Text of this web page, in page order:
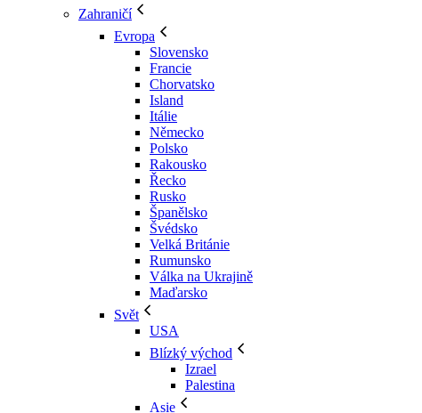
Zahraničí
Evropa
Slovensko
Francie
Chorvatsko
Island
Itálie
Německo
Polsko
Rakousko
Řecko
Rusko
Španělsko
Švédsko
Velká Británie
Rumunsko
Válka na Ukrajině
Maďarsko
Svět
USA
Blízký východ
Izrael
Palestina
Asie